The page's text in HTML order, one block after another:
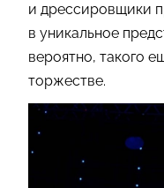
и дрессировщики
в уникальное
вероятно, такого
торжестве.